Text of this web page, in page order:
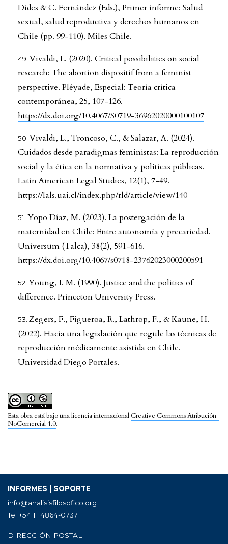
Esta obra está bajo una licencia internacional Creative Commons Atribución-
NoComercial 4.0.
Dides & C. Fernández (Eds.), Primer informe: Salud
sexual, salud reproductiva y derechos humanos en
Chile (pp. 99-110). Miles Chile.
Vivaldi, L. (2020). Critical possibilities on social
research: The abortion dispositif from a feminist
perspective. Pléyade, Especial: Teoría crítica
contemporánea, 25, 107-126.
https://dx.doi.org/10.4067/S0719-36962020000100107
Vivaldi, L., Troncoso, C., & Salazar, A. (2024).
Cuidados desde paradigmas feministas: La reproducción
social y la ética en la normativa y políticas públicas.
Latin American Legal Studies, 12(1), 7-49.
https://lals.uai.cl/index.php/rld/article/view/140
Yopo Díaz, M. (2023). La postergación de la
maternidad en Chile: Entre autonomía y precariedad.
Universum (Talca), 38(2), 591-616.
https://dx.doi.org/10.4067/s0718-23762023000200591
Young, I. M. (1990). Justice and the politics of
difference. Princeton University Press.
Zegers, F., Figueroa, R., Lathrop, F., & Kaune, H.
(2022). Hacia una legislación que regule las técnicas de
reproducción médicamente asistida en Chile.
Universidad Diego Portales.
INFORMES | SOPORTE
info@analisisfilosofico.org
Te: +54 11 4864-0737
DIRECCIÓN POSTAL